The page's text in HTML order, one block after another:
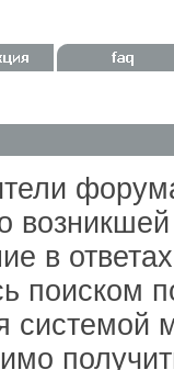
в
поиском
системой